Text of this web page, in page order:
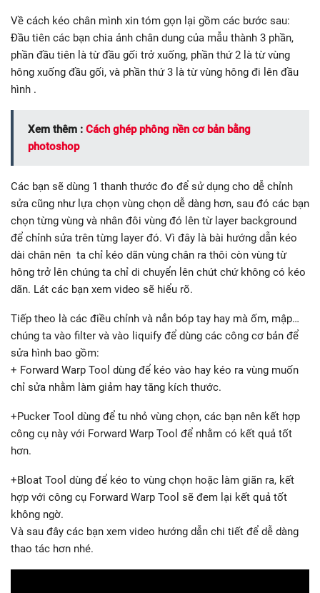
Về cách kéo chân mình xin tóm gọn lại gồm các bước sau:
Đầu tiên các bạn chia ảnh chân dung của mẫu thành 3 phần,
phần đầu tiên là từ đầu gối trở xuống, phần thứ 2 là từ vùng
hông xuống đầu gối, và phần thứ 3 là từ vùng hông đi lên đầu
hình .
Xem thêm : Cách ghép phông nền cơ bản bằng
photoshop
Các bạn sẽ dùng 1 thanh thước đo để sử dụng cho dễ chỉnh
sửa cũng như lựa chọn vùng chọn dễ dàng hơn, sau đó các bạn
chọn từng vùng và nhân đôi vùng đó lên từ layer background
để chỉnh sửa trên từng layer đó. Vì đây là bài hướng dẫn kéo
dài chân nên ta chỉ kéo dãn vùng chân ra thôi còn vùng từ
hông trở lên chúng ta chỉ di chuyển lên chút chứ không có kéo
dãn. Lát các bạn xem video sẽ hiểu rõ.
Tiếp theo là các điều chỉnh và nắn bóp tay hay mà ốm, mập…
chúng ta vào filter và vào liquify để dùng các công cơ bản để
sửa hình bao gồm:
+ Forward Warp Tool dùng để kéo vào hay kéo ra vùng muốn
chỉ sửa nhằm làm giảm hay tăng kích thước.
+Pucker Tool dùng để tu nhỏ vùng chọn, các bạn nên kết hợp
công cụ này với Forward Warp Tool để nhằm có kết quả tốt
hơn.
+Bloat Tool dùng để kéo to vùng chọn hoặc làm giãn ra, kết
hợp với công cụ Forward Warp Tool sẽ đem lại kết quả tốt
không ngờ.
Và sau đây các bạn xem video hướng dẫn chi tiết để dễ dàng
thao tác hơn nhé.